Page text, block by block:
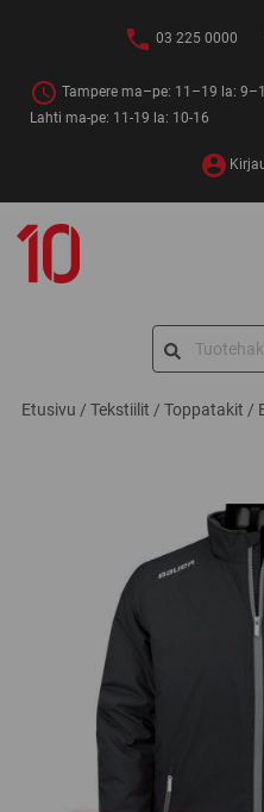
03 225 0000
Tampere ma–pe: 11–19 la:
Lahti ma-pe: 11-19 la: 10-16
10
Search
Etusivu / Tekstiilit / Toppatakit /